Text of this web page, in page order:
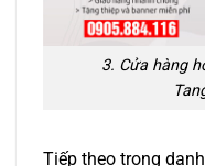
3. Cửa hàng
Tiếp theo trong